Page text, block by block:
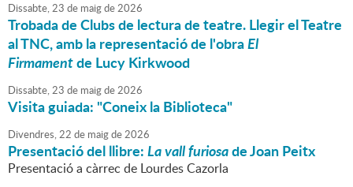
Dissabte,23 de maigde2026
Trobada de Clubs de lectura de teatre. Llegir el Teatre
al TNC, amb la representació de l'obraEl
Firmamentde Lucy Kirkwood
Dissabte,23 de maigde2026
Visita guiada: "Coneix la Biblioteca"
Divendres,22 de maigde2026
Presentació del llibre:La vall furiosade Joan Peitx
Presentació a càrrec de Lourdes Cazorla